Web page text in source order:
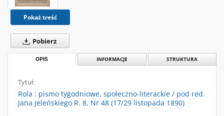
Pokaż treść
Pobierz
OPIS INFORMACJE STRUKTURA
Tytuł:
Rola : pismo tygodniowe, społeczno-literackie / pod red.
Jana Jeleńskiego R. 8, Nr 48 (17/29 listopada 1890)